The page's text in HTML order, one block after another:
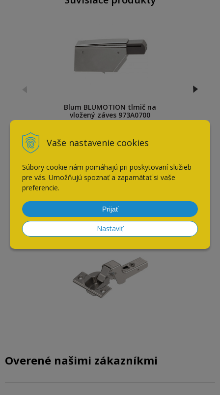
Vaše nastavenie cookies
Súbory cookie nám pomáhajú pri poskytovaní služieb
pre vás. Umožňujú spoznať a zapamätať si vaše
preferencie.
Prijať
Nastaviť
Blum BLUMOTION tlmič na
vložený záves 973A0700
s DPH / ks
Naposledy navštívené
Blum záves vložený 71T3750
110° s perom bez dotlmenia
Overené našimi zákazníkmi